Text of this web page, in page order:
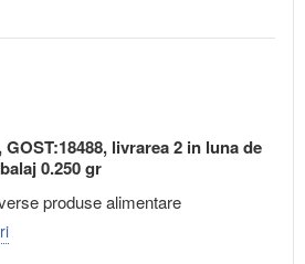
livrarea 2 in luna de
0.250 gr
produse alimentare